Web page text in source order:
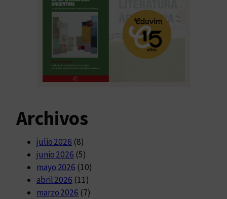
Archivos
julio 2026 (8)
junio 2026 (5)
mayo 2026 (10)
abril 2026 (11)
marzo 2026 (7)